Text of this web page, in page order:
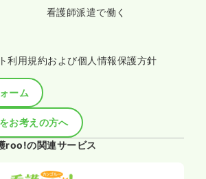
看護師派遣で働く
利用規約および個人情報保護方針
ーム
お考えの方へ
roo!の関連サービス